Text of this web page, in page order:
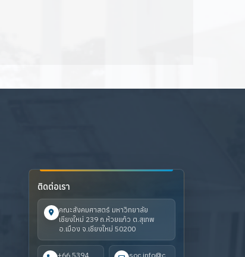
ติดต่อเรา
คณะสังคมศาสตร์ มหาวิทยาลัย
เชียงใหม่ 239 ถ.ห้วยแก้ว ต.สุเทพ
อ.เมือง จ.เชียงใหม่ 50200
+66 5394 soc.info@c